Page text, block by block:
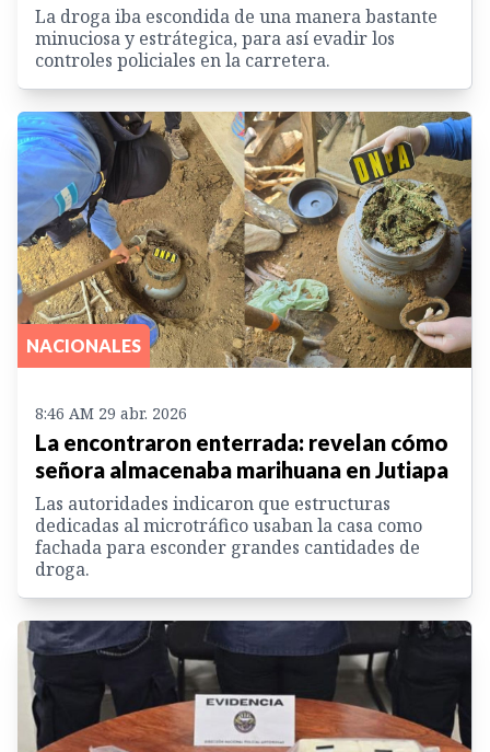
La droga iba escondida de una manera bastante
minuciosa y estrátegica, para así evadir los
controles policiales en la carretera.
NACIONALES
8:46 AM 29 abr. 2026
La encontraron enterrada: revelan cómo
señora almacenaba marihuana en Jutiapa
Las autoridades indicaron que estructuras
dedicadas al microtráfico usaban la casa como
fachada para esconder grandes cantidades de
droga.